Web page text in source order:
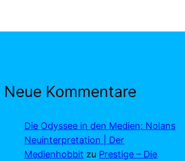
Neue Kommentare
Die Odyssee in den Medien: Nolans
Neuinterpretation | Der
Medienhobbit zu Prestige – Die